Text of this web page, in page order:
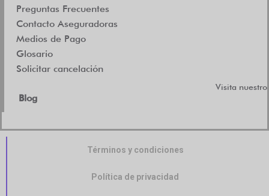
Preguntas Frecuentes
Contacto Aseguradoras
Medios de Pago
Glosario
Solicitar cancelación
Visita nuestro
Blog
Términos y condiciones
Política de privacidad